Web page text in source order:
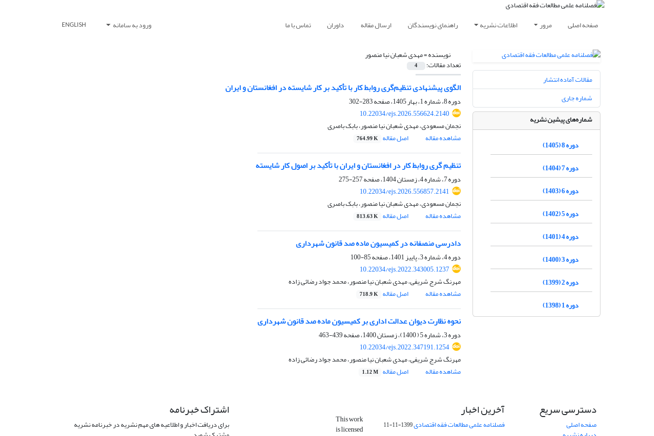
صفحه اصلی مرور اطلاعات نشریه راهنمای نویسندگان ارسال مقاله داوران تماس با ما ورود به سامانه ENGLISH
نویسنده =مهدی شعبان‏ نیا منصور
تعداد مقالات: 4
الگوی پیشنهادی تنظیم‌گری روابط کار با تأکید بر کار شایسته در افغانستان و ایران
دوره 8، شماره 1، بهار 1405، صفحه
283-302
10.22034/ejs.2026.556624.2140
نجمان مسعودی، مهدی شعبان‏ نیا منصور، بابک باصری
مشاهده مقاله
اصل مقاله 764.99 K
تنظیم گری روابط کار در افغانستان و ایران با تأکید بر اصول کار شایسته
دوره 7، شماره 4، زمستان 1404، صفحه
257-275
10.22034/ejs.2026.556857.2141
نجمان مسعودی، مهدی شعبان‏ نیا منصور، بابک باصری
مشاهده مقاله
اصل مقاله 813.63 K
دادرسی منصفانه در کمیسیون ماده صد قانون شهرداری
دوره 4، شماره 3، پاییز 1401، صفحه
85-100
10.22034/ejs.2022.343005.1237
مهرنگ شرج شریفی، مهدی شعبان نیا منصور، محمد جواد رضائی زاده
مشاهده مقاله
اصل مقاله 718.9 K
نحوه نظارت دیوان عدالت اداری بر کمیسیون ماده صد قانون شهرداری
دوره 3، شماره 5 ( 1400)، زمستان 1400، صفحه
439-463
10.22034/ejs.2022.347191.1254
مهرنگ شرج شریفی، مهدی شعبان نیا منصور، محمد جواد رضائی زاده
مشاهده مقاله
اصل مقاله 1.12 M
مقالات آماده انتشار
شماره جاری
شماره‌های پیشین نشریه
دوره 8 (1405)
دوره 7 (1404)
دوره 6 (1403)
دوره 5 (1402)
دوره 4 (1401)
دوره 3 (1400)
دوره 2 (1399)
دوره 1 (1398)
دسترسی سریع
صفحه اصلی
آخرین اخبار
فصلنامه علمی مطالعات فقه اقتصادی1399-11-11
This work
is licensed
اشتراک خبرنامه
برای دریافت اخبار و اطلاعیه های مهم نشریه در خبرنامه نشریه